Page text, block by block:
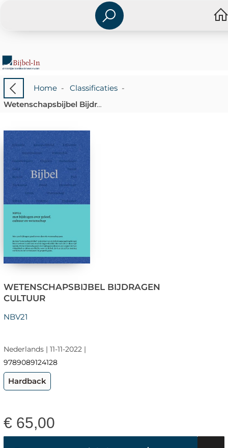
Home- Classificaties-
Wetenschapsbijbel Bijdragen Cultuur
WETENSCHAPSBIJBEL BIJDRAGEN
CULTUUR
NBV21
Nederlands | 11-11-2022 |
9789089124128
Hardback
€ 65,00